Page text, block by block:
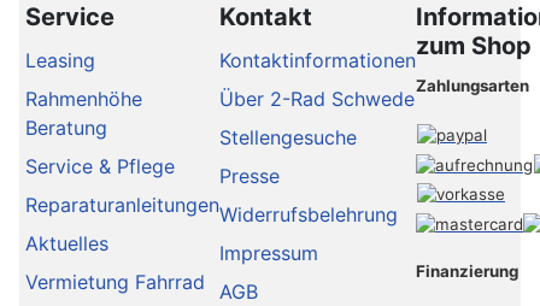
Service
Leasing
Rahmenhöhe
Beratung
Service & Pflege
Reparaturanleitungen
Aktuelles
Vermietung Fahrrad
Kontakt
Kontaktinformationen
Über 2-Rad Schwede
Stellengesuche
Presse
Widerrufsbelehrung
Impressum
AGB
zum Shop
Zahlungsarten
Finanzierung